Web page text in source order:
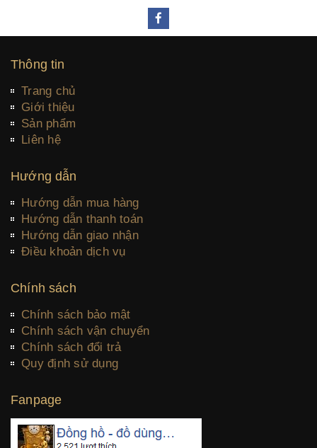
Thông tin
Trang chủ
Giới thiệu
Sản phẩm
Liên hệ
Hướng dẫn
Hướng dẫn mua hàng
Hướng dẫn thanh toán
Hướng dẫn giao nhận
Điều khoản dịch vụ
Chính sách
Chính sách bảo mật
Chính sách vận chuyển
Chính sách đổi trả
Quy định sử dụng
Fanpage